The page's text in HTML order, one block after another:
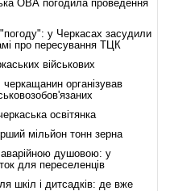
ОВА погодила проведення
у Черкасах засудили
про пересування ТЦК
військових
організував
освітянка
мільйон тонн зерна
аварійною душовою: у
для переселенців
шкіл і дитсадків: де вже